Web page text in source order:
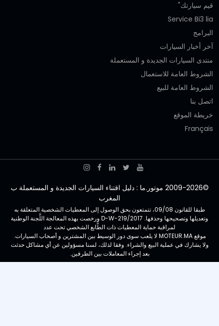
قيم سيارتك"
Service Bi3 lia
البرامج
آخر أخبار السيارات
منتدى السيارات الجديدة و المستعملة
الشروط العامة للاستعمال
الشروط العامة للبيع
اتصل بنا
خريطة الموقع
Français
©2009-2026 موتور.ما : دليل اقتناء السيارات الجديدة و المستعملة ب
المغرب
طبقا للقانون 09/08، تتمتعون بحق الوصول إلى المعطيات الشخصية المتعلقة به
وتعديلها وتصحيحها وحذفها. D-W-219/2017 ورخصت بهذه المعالجة اللَّجنة الوطنية
لمراقبة حماية المعطيات ذات الطَّابع الشخصي تحت عدد
موقع MOTEUR.MA لا يلعب سوى دور الوسيط بين المشترين و أصحاب السيارات.
ولا يشارك في عملية البيع والشراء. وفقا لذلك، لسنا مسؤولين عن أي مشاكل حدثت
بعد إجراء المعاملات بين الطرفين.